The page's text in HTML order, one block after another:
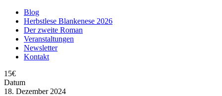
Blog
Herbstlese Blankenese 2026
Der zweite Roman
Veranstaltungen
Newsletter
Kontakt
15€
Datum
18. Dezember 2024